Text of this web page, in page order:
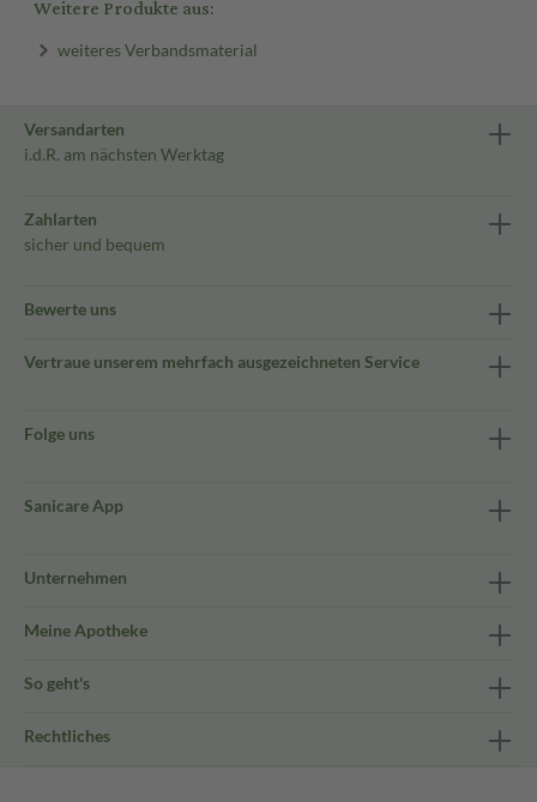
Weitere Produkte aus:
weiteres Verbandsmaterial
Versandarten
i.d.R. am nächsten Werktag
Zahlarten
sicher und bequem
Bewerte uns
Vertraue unserem mehrfach ausgezeichneten Service
Folge uns
Sanicare App
Unternehmen
Meine Apotheke
So geht's
Rechtliches